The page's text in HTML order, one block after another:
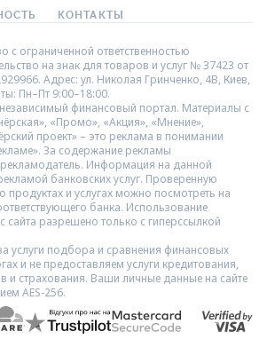
КОНТАКТЫ
ограниченной ответственностью
на знак для товаров и услуг № 37423 от
Адрес: ул. Николая Гринченко, 4В, Киев,
Пн–Пт 9:00–18:00.
финансовый портал. Материалы с
«Промо», «Акция», «Мнение»,
проект» – это реклама в понимании
За содержание рекламы
рекламодатель. Информация на данной
банковских услуг. Проверенную
и услугах можно посмотреть на
банка. Использование
сайта разрешено только с гиперссылкой
услуги подбора и сравнения финансовых
и не предоставляем услуги кредитования,
и страхования. Ваши личные данные на сайте
AES-256.